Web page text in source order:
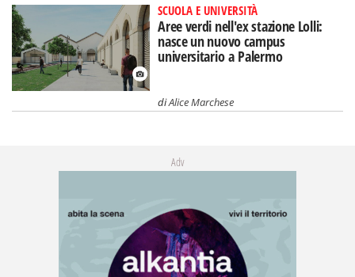
SCUOLA E UNIVERSITÀ
Aree verdi nell'ex stazione Lolli:
nasce un nuovo campus
universitario a Palermo
diAlice Marchese
Adv